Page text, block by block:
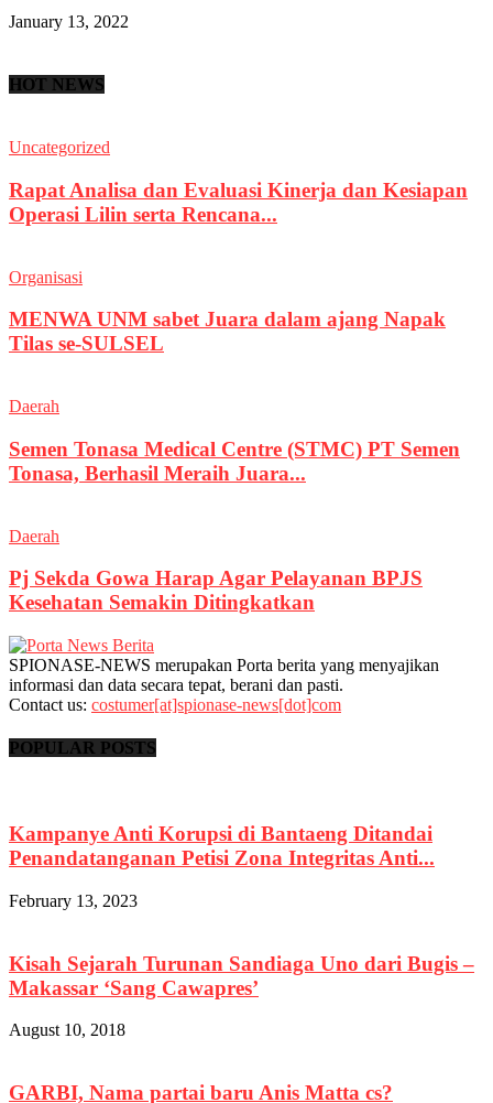
January 13, 2022
HOT NEWS
Uncategorized
Rapat Analisa dan Evaluasi Kinerja dan Kesiapan
Operasi Lilin serta Rencana...
Organisasi
MENWA UNM sabet Juara dalam ajang Napak
Tilas se-SULSEL
Daerah
Semen Tonasa Medical Centre (STMC) PT Semen
Tonasa, Berhasil Meraih Juara...
Daerah
Pj Sekda Gowa Harap Agar Pelayanan BPJS
Kesehatan Semakin Ditingkatkan
SPIONASE-NEWS merupakan Porta berita yang menyajikan
informasi dan data secara tepat, berani dan pasti.
Contact us: costumer[at]spionase-news[dot]com
POPULAR POSTS
Kampanye Anti Korupsi di Bantaeng Ditandai
Penandatanganan Petisi Zona Integritas Anti...
February 13, 2023
Kisah Sejarah Turunan Sandiaga Uno dari Bugis –
Makassar ‘Sang Cawapres’
August 10, 2018
GARBI, Nama partai baru Anis Matta cs?